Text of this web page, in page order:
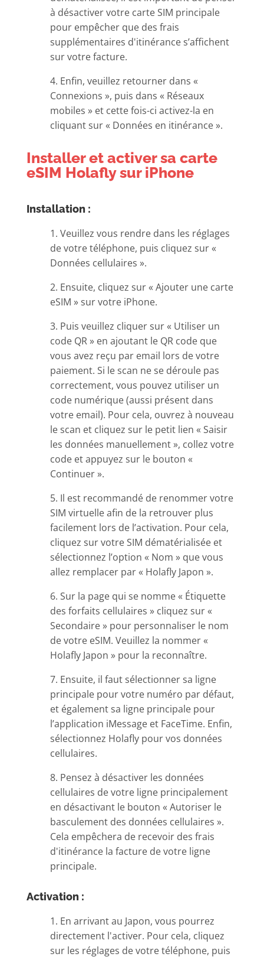
à désactiver votre carte SIM principale
pour empêcher que des frais
supplémentaires d'itinérance s’affichent
sur votre facture.
4. Enfin, veuillez retourner dans «
Connexions », puis dans « Réseaux
mobiles » et cette fois-ci activez-la en
cliquant sur « Données en itinérance ».
Installer et activer sa carte
eSIM Holafly sur iPhone
Installation :
1. Veuillez vous rendre dans les réglages
de votre téléphone, puis cliquez sur «
Données cellulaires ».
2. Ensuite, cliquez sur « Ajouter une carte
eSIM » sur votre iPhone.
3. Puis veuillez cliquer sur « Utiliser un
code QR » en ajoutant le QR code que
vous avez reçu par email lors de votre
paiement. Si le scan ne se déroule pas
correctement, vous pouvez utiliser un
code numérique (aussi présent dans
votre email). Pour cela, ouvrez à nouveau
le scan et cliquez sur le petit lien « Saisir
les données manuellement », collez votre
code et appuyez sur le bouton «
Continuer ».
5. Il est recommandé de renommer votre
SIM virtuelle afin de la retrouver plus
facilement lors de l’activation. Pour cela,
cliquez sur votre SIM dématérialisée et
sélectionnez l’option « Nom » que vous
allez remplacer par « Holafly Japon ».
6. Sur la page qui se nomme « Étiquette
des forfaits cellulaires » cliquez sur «
Secondaire » pour personnaliser le nom
de votre eSIM. Veuillez la nommer «
Holafly Japon » pour la reconnaître.
7. Ensuite, il faut sélectionner sa ligne
principale pour votre numéro par défaut,
et également sa ligne principale pour
l’application iMessage et FaceTime. Enfin,
sélectionnez Holafly pour vos données
cellulaires.
8. Pensez à désactiver les données
cellulaires de votre ligne principalement
en désactivant le bouton « Autoriser le
basculement des données cellulaires ».
Cela empêchera de recevoir des frais
d'itinérance la facture de votre ligne
principale.
Activation :
1. En arrivant au Japon, vous pourrez
directement l'activer. Pour cela, cliquez
sur les réglages de votre téléphone, puis